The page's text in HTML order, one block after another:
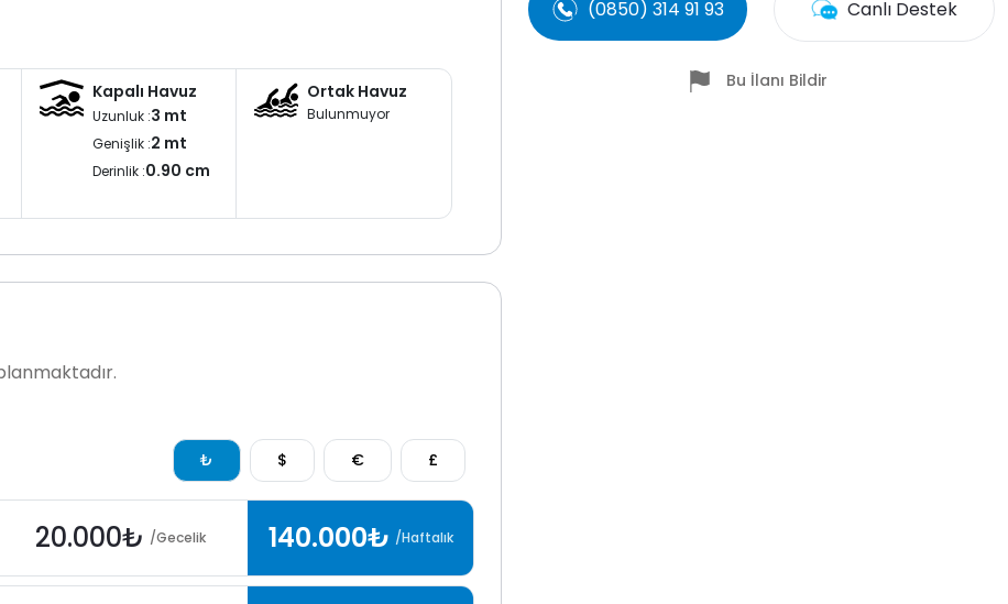
Kapalı Havuz
Uzunluk :3 mt
Genişlik :2 mt
Derinlik :0.90 cm
Ortak Havuz
Bulunmuyor
₺ $ € £
20.000₺ /Gecelik 140.000₺ /Haftalık
(0850) 314 91 93 Canlı Destek
Bu İlanı Bildir